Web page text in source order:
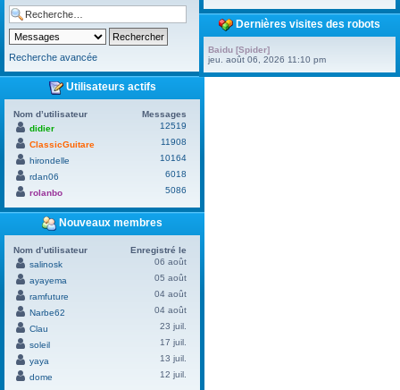
Recherche avancée
Utilisateurs actifs
Nom d’utilisateur
Messages
didier
12519
ClassicGuitare
11908
hirondelle
10164
rdan06
6018
rolanbo
5086
Nouveaux membres
Nom d’utilisateur
Enregistré le
salinosk
06 août
ayayema
05 août
ramfuture
04 août
Narbe62
04 août
Clau
23 juil.
soleil
17 juil.
yaya
13 juil.
dome
12 juil.
Dernières visites des robots
Baidu [Spider]
jeu. août 06, 2026 11:10 pm